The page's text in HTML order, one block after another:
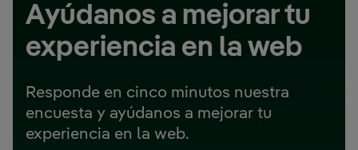
Ayúdanos a mejorar tu
experiencia en la web
Responde en cinco minutos nuestra
encuesta y ayúdanos a mejorar tu
experiencia en la web.